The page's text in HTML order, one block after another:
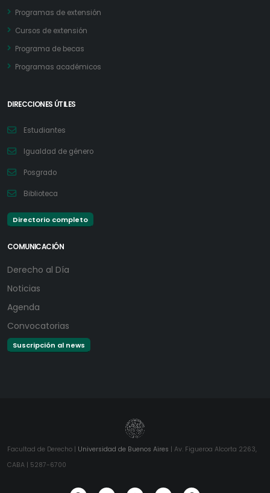
Programas de extensión
Cursos de extensión
Programa de becas
Programas académicos
DIRECCIONES ÚTILES
Estudiantes
Igualdad de género
Posgrado
Biblioteca
Directorio completo
COMUNICACIÓN
Derecho al Día
Noticias
Agenda
Convocatorias
Suscripción al news
Facultad de Derecho | Universidad de Buenos Aires | Av. Figueroa Alcorta 2263,
CABA | 5287-6700